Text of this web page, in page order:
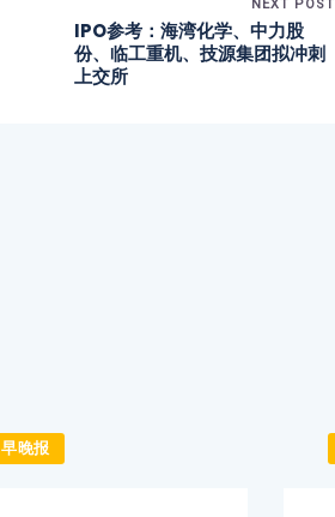
NEXT POST
IPO参考： 海湾化学、中力股
份、临工重机、技源集团拟冲刺
上交所
早晚报